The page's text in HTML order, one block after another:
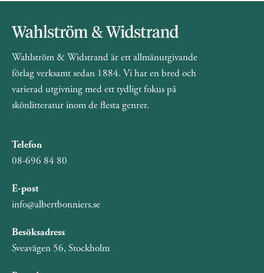
Wahlström & Widstrand är ett allmänutgivande
förlag verksamt sedan 1884. Vi har en bred och
varierad utgivning med ett tydligt fokus på
skönlitteratur inom de flesta genrer.
Telefon
08-696 84 80
E-post
info@albertbonniers.se
Besöksadress
Sveavägen 56, Stockholm